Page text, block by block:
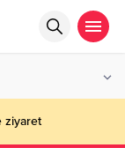
ziyaret